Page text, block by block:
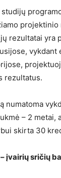
projektinio
rezultatai yra
rezultatus.
numatoma
– 2 metai,
skirta 30
įvairių sričių